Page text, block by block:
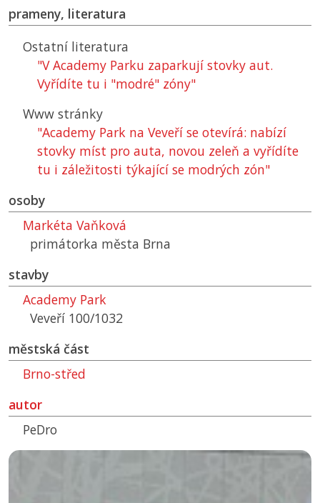
prameny, literatura
Ostatní literatura
"V Academy Parku zaparkují stovky aut.
Vyřídíte tu i "modré" zóny"
Www stránky
"Academy Park na Veveří se otevírá: nabízí
stovky míst pro auta, novou zeleň a vyřídíte
tu i záležitosti týkající se modrých zón"
osoby
Markéta Vaňková
primátorka města Brna
stavby
Academy Park
Veveří 100/1032
městská část
Brno-střed
autor
PeDro